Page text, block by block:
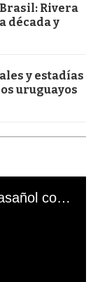
Rivera
década y
y estadías
uruguayos
El mal momento de Yanina Gasañol con un hincha argentino en "Subrayado"